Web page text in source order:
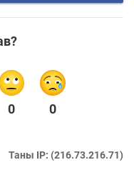
0 0
Таны IP: (216.73.216.71)